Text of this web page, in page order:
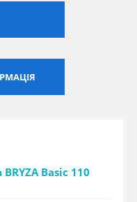
Basic 110